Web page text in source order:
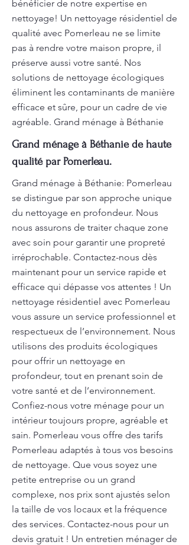
bénéficier de notre expertise en
nettoyage! Un nettoyage résidentiel de
qualité avec Pomerleau ne se limite
pas à rendre votre maison propre, il
préserve aussi votre santé. Nos
solutions de nettoyage écologiques
éliminent les contaminants de manière
efficace et sûre, pour un cadre de vie
agréable. Grand ménage à Béthanie
Grand ménage à Béthanie de haute
qualité par Pomerleau.
Grand ménage à Béthanie: Pomerleau
se distingue par son approche unique
du nettoyage en profondeur. Nous
nous assurons de traiter chaque zone
avec soin pour garantir une propreté
irréprochable. Contactez-nous dès
maintenant pour un service rapide et
efficace qui dépasse vos attentes ! Un
nettoyage résidentiel avec Pomerleau
vous assure un service professionnel et
respectueux de l’environnement. Nous
utilisons des produits écologiques
pour offrir un nettoyage en
profondeur, tout en prenant soin de
votre santé et de l’environnement.
Confiez-nous votre ménage pour un
intérieur toujours propre, agréable et
sain. Pomerleau vous offre des tarifs
Pomerleau adaptés à tous vos besoins
de nettoyage. Que vous soyez une
petite entreprise ou un grand
complexe, nos prix sont ajustés selon
la taille de vos locaux et la fréquence
des services. Contactez-nous pour un
devis gratuit ! Un entretien ménager de